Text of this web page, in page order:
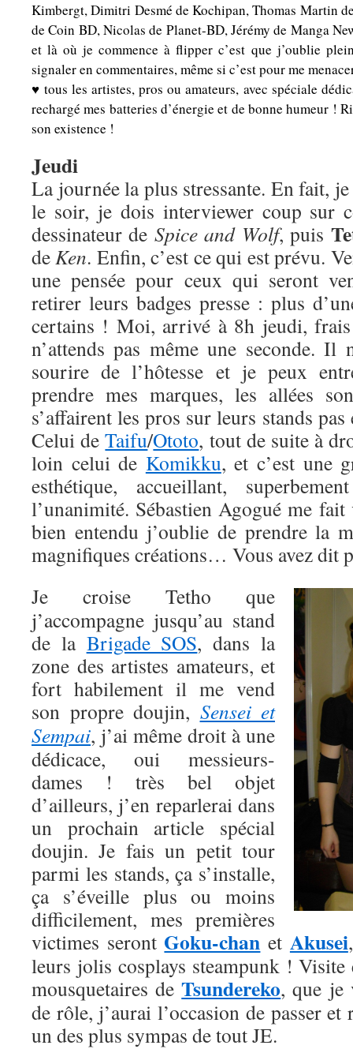
Kimbergt, Dimitri Desmé de Kochipan, Thomas Martin
de Coin BD, Nicolas de Planet-BD, Jérémy de Manga
et là où je commence à flipper c’est que j’oublie
signaler en commentaires, même si c’est pour me
♥ tous les artistes, pros ou amateurs, avec spéciale
rechargé mes batteries d’énergie et de bonne humeur !
son existence !
Jeudi
La journée la plus stressante. En fait,
le soir, je dois interviewer coup sur
dessinateur de Spice and Wolf, puis
deKen. Enfin, c’est ce qui est prévu.
une pensée pour ceux qui seront
retirer leurs badges presse : plus
certains ! Moi, arrivé à 8h jeudi,
n’attends pas même une seconde. Il
sourire de l’hôtesse et je peux
prendre mes marques, les allées
s’affairent les pros sur leurs stands
Celui deTaifu/Ototo, tout de suite à
loin celui de Komikku, et c’est une
esthétique, accueillant,
l’unanimité. Sébastien Agogué me
bien entendu j’oublie de prendre la
magnifiques créations… Vous avez dit
Je croise Tetho que
j’accompagne jusqu’au stand
de la Brigade SOS, dans la
zone des artistes amateurs, et
fort habilement il me vend
son propre doujin, Sensei et
Sempai, j’ai même droit à une
dédicace, oui messieurs-
dames ! très bel objet
d’ailleurs, j’en reparlerai dans
un prochain article spécial
doujin. Je fais un petit tour
parmi les stands, ça s’installe,
ça s’éveille plus ou moins
difficilement, mes premières
victimes seront Goku-chan et Akusei
leurs jolis cosplays steampunk ! Visite
mousquetaires deTsundereko, que je
de rôle, j’aurai l’occasion de passer et
un des plus sympas de tout JE.